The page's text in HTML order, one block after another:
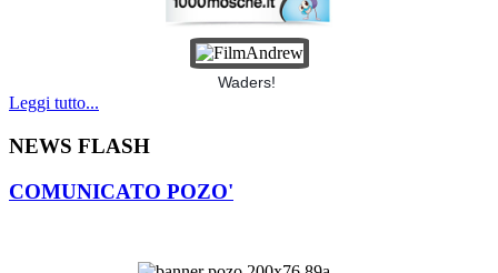
Waders!
Leggi tutto...
NEWS FLASH
COMUNICATO POZO'